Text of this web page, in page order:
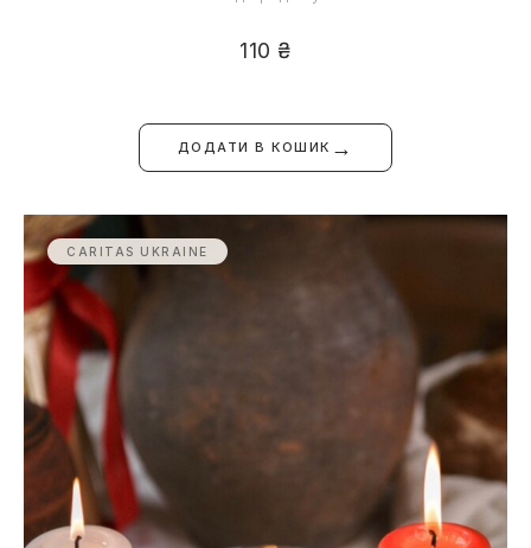
110 ₴
ДОДАТИ В КОШИК →
CARITAS UKRAINE